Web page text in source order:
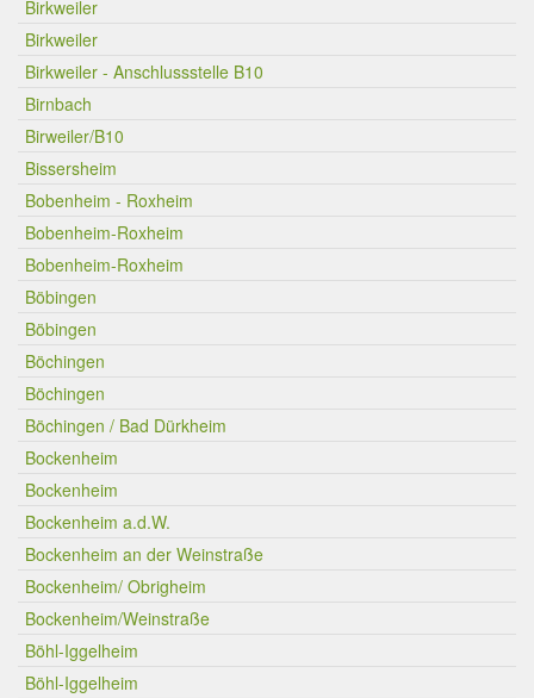
Birkweiler
Birkweiler
Birkweiler - Anschlussstelle B10
Birnbach
Birweiler/B10
Bissersheim
Bobenheim - Roxheim
Bobenheim-Roxheim
Bobenheim-Roxheim
Böbingen
Böbingen
Böchingen
Böchingen
Böchingen / Bad Dürkheim
Bockenheim
Bockenheim
Bockenheim a.d.W.
Bockenheim an der Weinstraße
Bockenheim/ Obrigheim
Bockenheim/Weinstraße
Böhl-Iggelheim
Böhl-Iggelheim